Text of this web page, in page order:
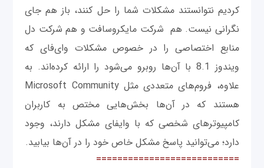
کردیم نتوانستند مشکلات شما را حل کنند، باز هم جای
نگرانی نیست. هم شرکت مایکروسافت و هم شرکت دل
منابع اختصاصی را در خصوص مشکلات وای‌فای که
ویندوز 8.1 با آن‌ها روبرو می‌شود را ارائه کرده‌اند. به
علاوه، فروم‌های متعددی مثل Microsoft Community
هستند که در آن‌ها بخش‌هایی مختص به کاربران
کامپیوترهای شخصی که با وایفای مشکل دارند، وجود
دارد؛ می‌توانید پاسخ مشکل خاص خود را در آن‌ها بیابید.
===========================